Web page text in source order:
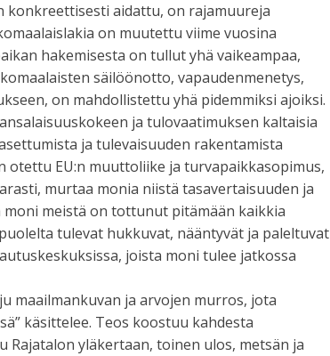
konkreettisesti aidattu, on rajamuureja
on muutettu viime vuosina
hakemisesta on tullut yhä vaikeampaa,
säilöönotto, vapaudenmenetys,
on mahdollistettu yhä pidemmiksi ajoiksi.
ja tulovaatimuksen kaltaisia
ja tulevaisuuden rakentamista
otettu EU:n muuttoliike ja turvapaikkasopimus,
murtaa monia niistä tasavertaisuuden ja
meistä on tottunut pitämään kaikkia
tulevat hukkuvat, nääntyvät ja paleltuvat
joista moni tulee jatkossa
maailmankuvan ja arvojen murros, jota
käsittelee. Teos koostuu kahdesta
yläkertaan, toinen ulos, metsän ja